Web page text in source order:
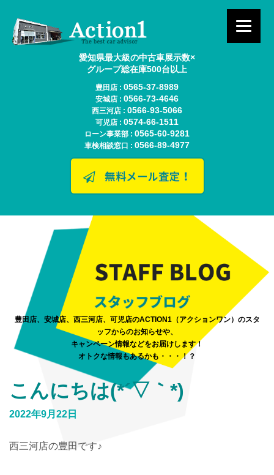
愛知県最大級の中古車展示数×
グループ総在庫500台以上
豊田店 : 0565-37-8989
安城店 : 0566-73-4646
西三河店 : 0566-93-5066
可児店 : 0574-66-1511
ローン事業部 : 0565-60-9281
車検相談窓口 : 0566-89-4977
豊田店、安城店、西三河店、可児店のACTION1（アクションワン）のスタ
ッフからのお知らせや、
キャンペーン情報などをお届けします！
オトクな情報もあるかも・・・！？
こんにちは(*´▽｀*)
2022年9月22日
西三河店の豊田です♪